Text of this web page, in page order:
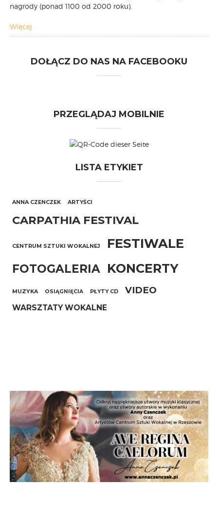
nagrody (ponad 1100 od 2000 roku).
Więcej
DOŁĄCZ DO NAS NA FACEBOOKU
PRZEGLĄDAJ MOBILNIE
LISTA ETYKIET
ANNA CZENCZEK ARTYŚCI
CARPATHIA FESTIVAL
CENTRUM SZTUKI WOKALNEJ FESTIWALE
FOTOGALERIA KONCERTY
MUZYKA OSIĄGNIĘCIA PŁYTY CD VIDEO
WARSZTATY WOKALNE